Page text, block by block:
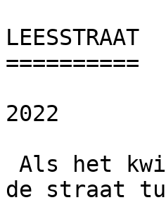
LEESSTRAAT
==========
2022
de straat